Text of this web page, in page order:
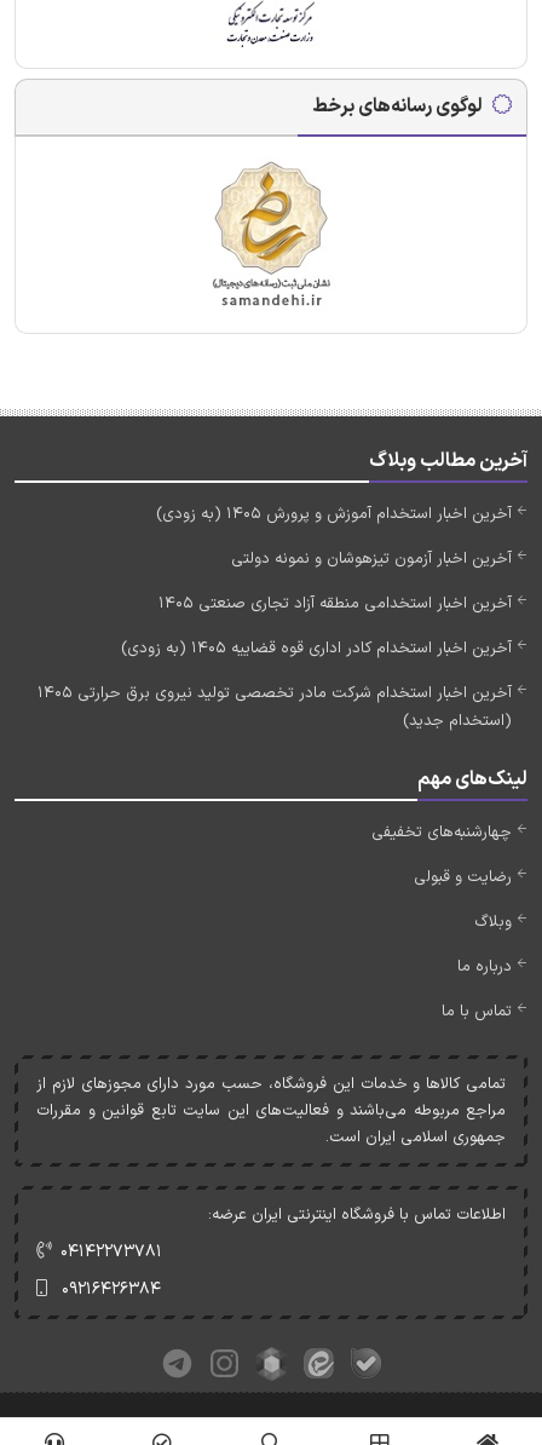
لوگوی رسانه‌های برخط
آخرین مطالب وبلاگ
آخرین اخبار استخدام آموزش و پرورش 1405 (به زودی)
آخرین اخبار آزمون تیزهوشان و نمونه دولتی
آخرین اخبار استخدامی منطقه آزاد تجاری صنعتی 1405
آخرین اخبار استخدام کادر اداری قوه قضاییه 1405 (به زودی)
آخرین اخبار استخدام شرکت مادر تخصصی تولید نیروی برق حرارتی 1405
(استخدام جدید)
لینک‌های مهم
چهارشنبه‌های تخفیفی
رضایت و قبولی
وبلاگ
درباره ما
تماس با ما
تمامی کالاها و خدمات اين فروشگاه، حسب مورد دارای مجوزهای لازم از
مراجع مربوطه می‌باشند و فعاليت‌های اين سايت تابع قوانين و مقررات
جمهوری اسلامی ايران است.
اطلاعات تماس با فروشگاه اینترنتی ایران عرضه:
۰۴۱۴۲۲۷۳۷۸۱
۰۹۲۱۶۴۲۶۳۸۴
کلیه حقوق این وبسایت متعلق به ایران عرضه می‌باشد.